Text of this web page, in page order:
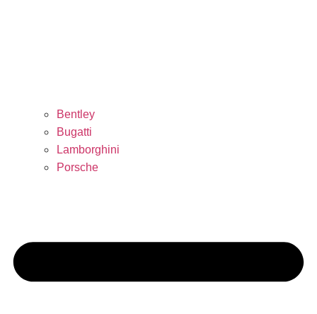
Bentley
Bugatti
Lamborghini
Porsche